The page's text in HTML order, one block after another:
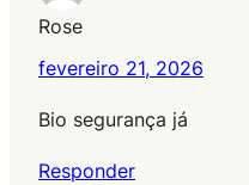
Rose
fevereiro 21, 2026
Bio segurança já
Responder